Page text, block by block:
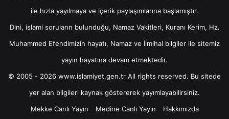
ile hızla yayılmaya ve içerik paylaşımlarına başlamıştır.
Dini, islami soruların bulunduğu, Namaz Vakitleri, Kuranı Kerim, Hz.
Muhammed Efendimizin hayatı, Namaz ve İlmihal bilgiler ile sitemiz
yayın hayatına devam etmektedir.
© 2005 - 2026 www.islamiyet.gen.tr All rights reserved. Bu sitede
yer alan bilgileri kaynak göstererek yayımlayabilirsiniz.
Mekke Canlı Yayın
Medine Canlı Yayın Hakkımızda